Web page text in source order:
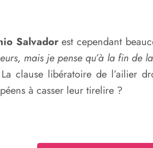
Salvadorest cependant
mais je pense qu’à la fin de
clause libératoire de l’ailier
à casser leur tirelire ?